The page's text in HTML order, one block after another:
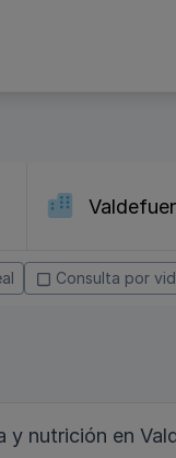
Consulta por
nutrición en